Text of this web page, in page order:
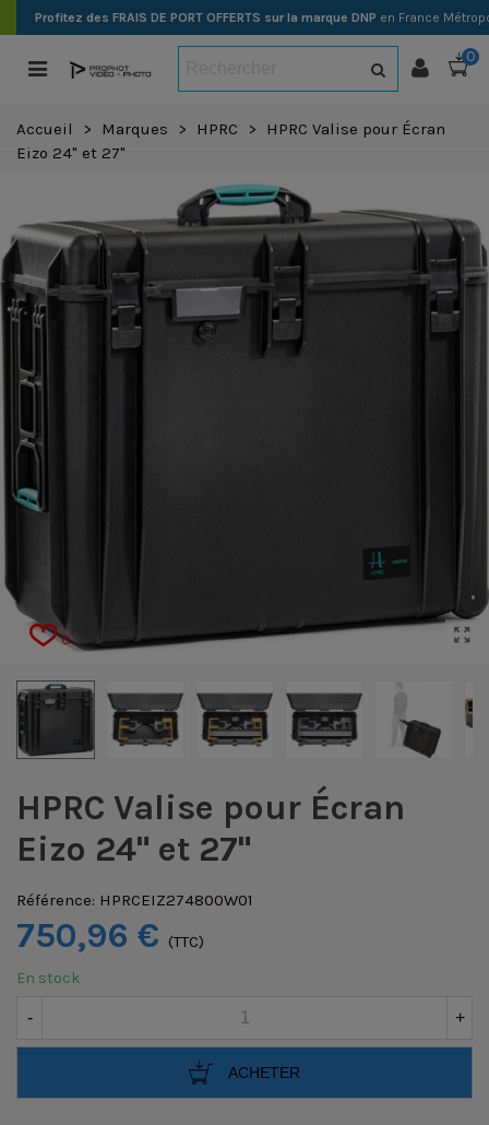
Profitez des FRAIS DE PORT OFFERTS sur la marque DNP en France
0
Accueil > Marques > HPRC >
HPRC Valise pour Écran
Eizo 24" et 27"
0
HPRC Valise pour Écran
Eizo 24" et 27"
Référence: HPRCEIZ274800W01
750,96 € (TTC)
En stock
- +
ACHETER